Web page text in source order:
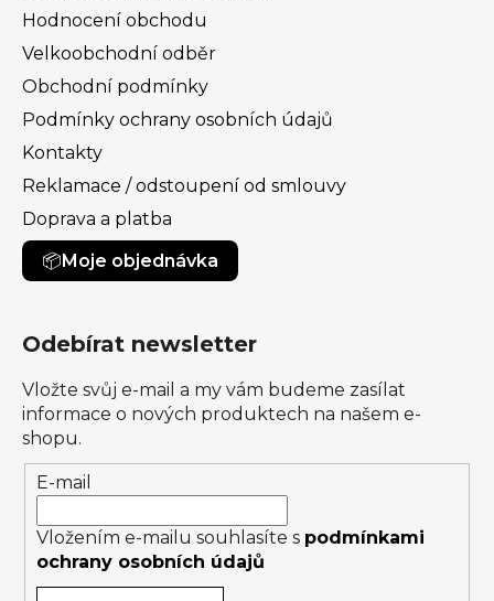
Hodnocení obchodu
Velkoobchodní odběr
Obchodní podmínky
Podmínky ochrany osobních údajů
Kontakty
Reklamace / odstoupení od smlouvy
Doprava a platba
Moje objednávka
Odebírat newsletter
Vložte svůj e-mail a my vám budeme zasílat
informace o nových produktech na našem e-
shopu.
E-mail
Vložením e-mailu souhlasíte s podmínkami
ochrany osobních údajů